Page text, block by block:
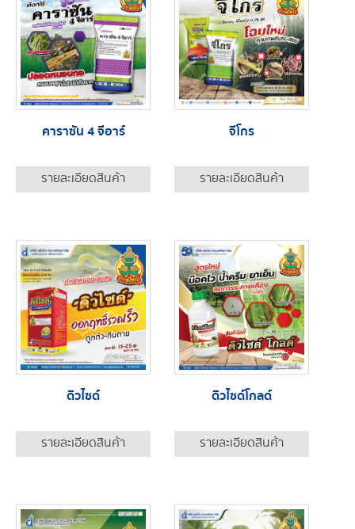
คาราซัน 4 จีอาร์
รายละเอียดสินค้า
จีโกร
รายละเอียดสินค้า
ดิวไซด์
รายละเอียดสินค้า
ดิวไซด์โกลด์
รายละเอียดสินค้า